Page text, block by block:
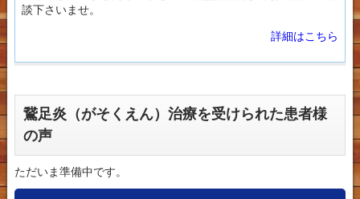
談下さいませ。
詳細はこちら
鵞足炎（がそくえん）治療を受けられた患者様
の声
ただいま準備中です。